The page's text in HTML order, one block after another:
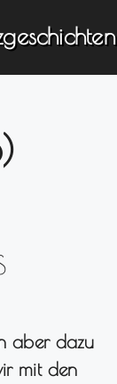
aber dazu
mit den